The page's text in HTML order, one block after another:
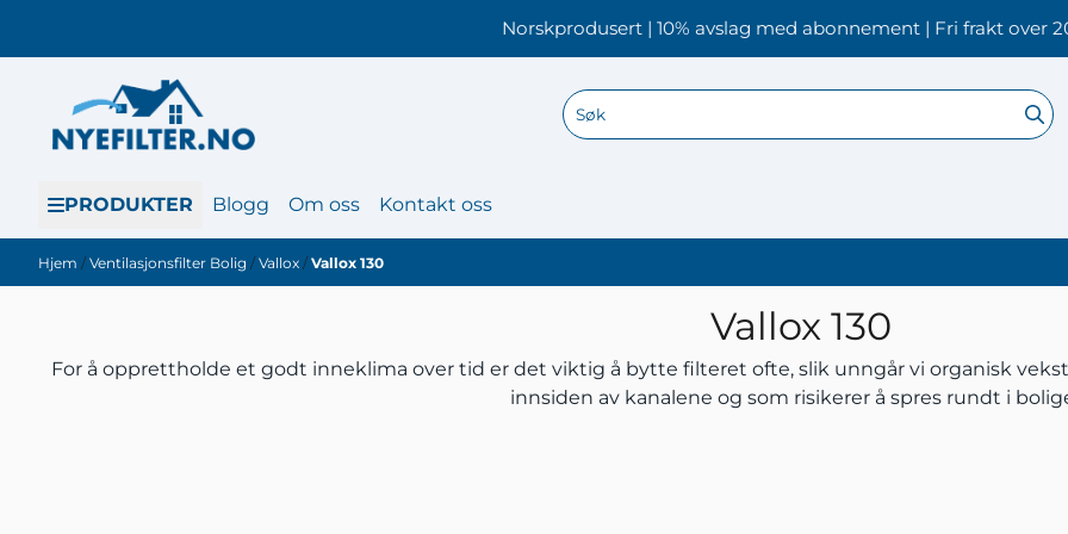
Norskprodusert | 10% avslag med abonnement | Fri frakt over
PRODUKTER Blogg Om oss Kontakt oss
Hjem / Ventilasjonsfilter Bolig / Vallox / Vallox 130
Vallox 130
For å opprettholde et godt inneklima over tid er det viktig å bytte filteret ofte, slik unngår vi organisk
innsiden av kanalene og som risikerer å spres rundt i